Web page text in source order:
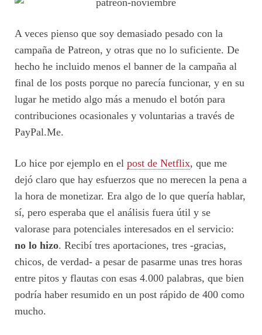
A veces pienso que soy demasiado pesado con la
campaña de Patreon, y otras que no lo suficiente. De
hecho he incluido menos el banner de la campaña al
final de los posts porque no parecía funcionar, y en su
lugar he metido algo más a menudo el botón para
contribuciones ocasionales y voluntarias a través de
PayPal.Me.
Lo hice por ejemplo en el post de Netflix, que me
dejó claro que hay esfuerzos que no merecen la pena a
la hora de monetizar. Era algo de lo que quería hablar,
sí, pero esperaba que el análisis fuera útil y se
valorase para potenciales interesados en el servicio:
no lo hizo. Recibí tres aportaciones, tres -gracias,
chicos, de verdad- a pesar de pasarme unas tres horas
entre pitos y flautas con esas 4.000 palabras, que bien
podría haber resumido en un post rápido de 400 como
mucho.